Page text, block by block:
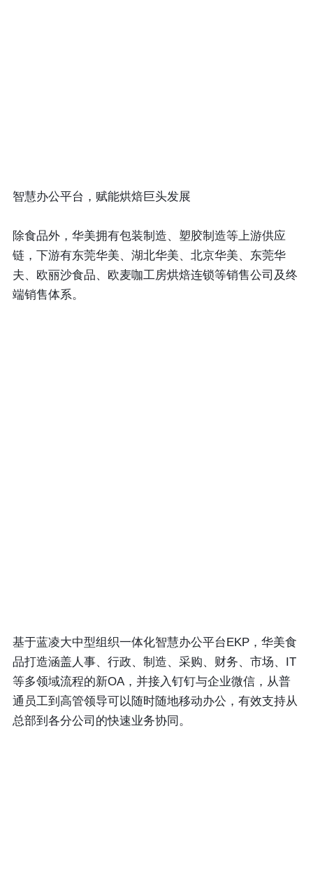
智慧办公平台，赋能烘焙巨头发展
除食品外，华美拥有包装制造、塑胶制造等上游供应
链，下游有东莞华美、湖北华美、北京华美、东莞华
夫、欧丽沙食品、欧麦咖工房烘焙连锁等销售公司及终
端销售体系。
基于蓝凌大中型组织一体化智慧办公平台EKP，华美食
品打造涵盖人事、行政、制造、采购、财务、市场、IT
等多领域流程的新OA，并接入钉钉与企业微信，从普
通员工到高管领导可以随时随地移动办公，有效支持从
总部到各分公司的快速业务协同。